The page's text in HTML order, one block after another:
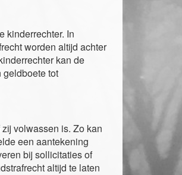
kinderrechter. In
worden altijd achter
kan de
geldboete tot
volwassen is. Zo kan
een aantekening
bij sollicitaties of
altijd te laten